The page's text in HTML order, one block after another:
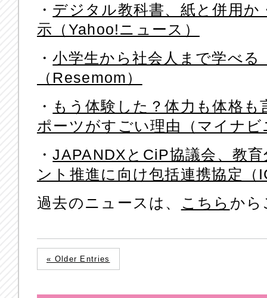
・ デジタル教科書、紙と併用
示（Yahoo!ニュース）
・小学生から社会人まで学べ
（Resemom）
・ もう体験した？体力も体格
ポーツがすごい理由（マイナビ
・JAPANDXとCiP協議会、教
ント推進に向け包括連携協定（
過去のニュースは、
こちら から
« Older Entries